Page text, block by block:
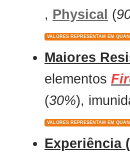
, Physical (
VALORES REPRESENTAM EM
Maiores
elementos
(30%),
VALORES REPRESENTAM EM
Experiência